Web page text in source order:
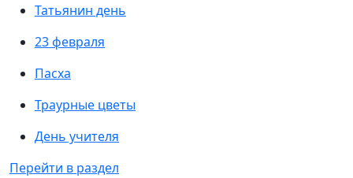
Татьянин день
23 февраля
Пасха
Траурные цветы
День учителя
Перейти в раздел